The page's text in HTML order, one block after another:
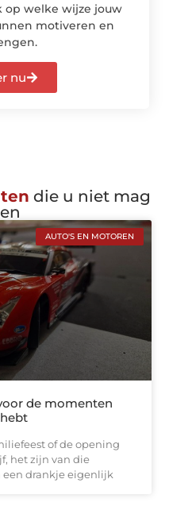
op welke wijze jouw
motiveren en
nu
die u niet mag
AUTO'S EN MOTOREN
de momenten
of de opening
het zijn van die
drankje eigenlijk